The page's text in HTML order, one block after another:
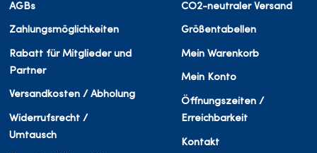
AGBs
Zahlungsmöglichkeiten
Rabatt für Mitglieder und
Partner
Versandkosten / Abholung
Widerrufsrecht /
Umtausch
CO2-neutraler Versand
Größentabellen
Mein Warenkorb
Mein Konto
Öffnungszeiten /
Erreichbarkeit
Kontakt